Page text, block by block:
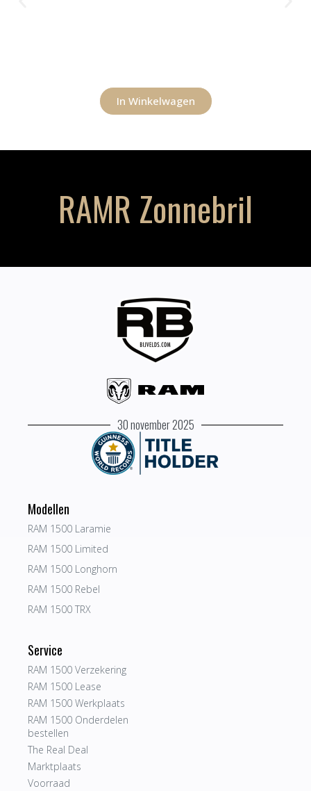
In Winkelwagen
RAMR Zonnebril
30 november 2025
Modellen
RAM 1500 Laramie
RAM 1500 Limited
RAM 1500 Longhorn
RAM 1500 Rebel
RAM 1500 TRX
Service
RAM 1500 Verzekering
RAM 1500 Lease
RAM 1500 Werkplaats
RAM 1500 Onderdelen
bestellen
The Real Deal
Marktplaats
Voorraad